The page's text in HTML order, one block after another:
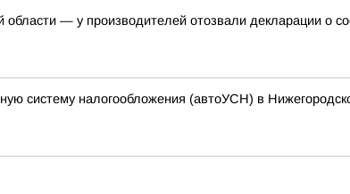
— у производителей отозвали декларации о
систему налогообложения (автоУСН) в